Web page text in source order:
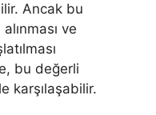
Ancak bu
ve
bu değerli
karşılaşabilir.